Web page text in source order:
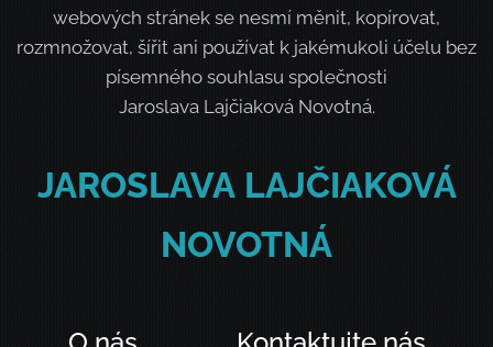
webových stránek se nesmí měnit, kopírovat,
rozmnožovat, šířit ani používat k jakémukoli účelu bez
písemného souhlasu společnosti
Jaroslava Lajčiaková Novotná.
JAROSLAVALAJČIAKOVÁ
NOVOTNÁ